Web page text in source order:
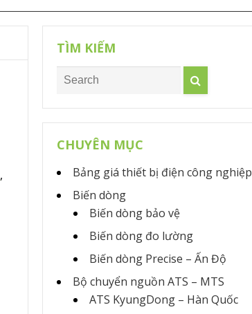
,
TÌM KIẾM
CHUYÊN MỤC
Bảng giá thiết bị điện công nghiệp
Biến dòng
Biến dòng bảo vệ
Biến dòng đo lường
Biến dòng Precise – Ấn Độ
Bộ chuyển nguồn ATS – MTS
ATS KyungDong – Hàn Quốc